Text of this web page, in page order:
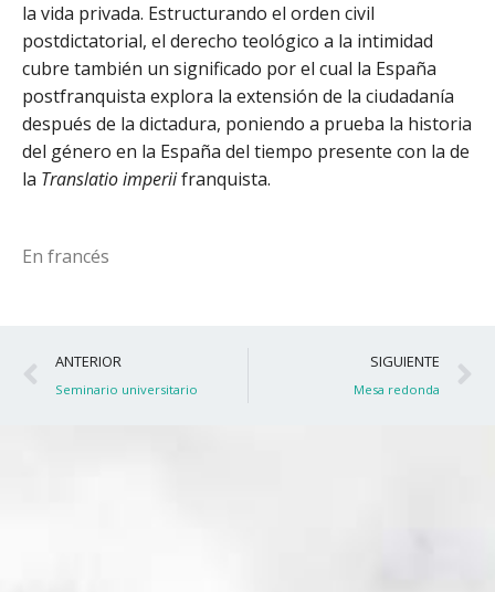
la vida privada. Estructurando el orden civil
postdictatorial, el derecho teológico a la intimidad
cubre también un significado por el cual la España
postfranquista explora la extensión de la ciudadanía
después de la dictadura, poniendo a prueba la historia
del género en la España del tiempo presente con la de
la Translatio imperiifranquista.
En francés
Ant
ANTERIOR
Seminario universitario
SIGUIENTE
Mesa redonda